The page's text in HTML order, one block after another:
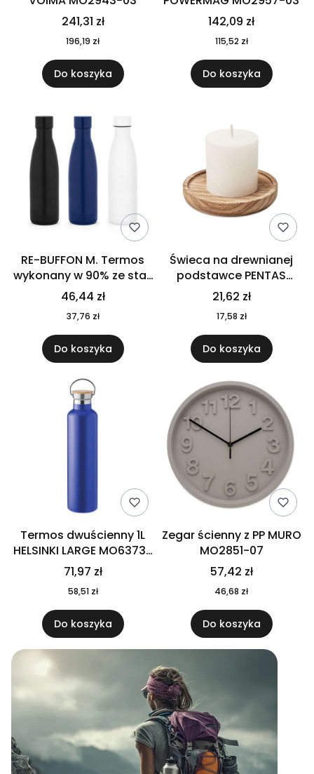
241,31 zł
196,19 zł
Do koszyka
142,09 zł
115,52 zł
Do koszyka
RE-BUFFON M. Termos
wykonany w 90% ze stali
nierdzewnej
pochodzącej z
recyklingu 520 ml 94294
46,44 zł
37,76 zł
Do koszyka
Świeca na drewnianej
podstawce PENTAS
MO6282-40
21,62 zł
17,58 zł
Do koszyka
Termos dwuścienny 1L
HELSINKI LARGE MO6373-
04
71,97 zł
58,51 zł
Do koszyka
Zegar ścienny z PP MURO
MO2851-07
57,42 zł
46,68 zł
Do koszyka